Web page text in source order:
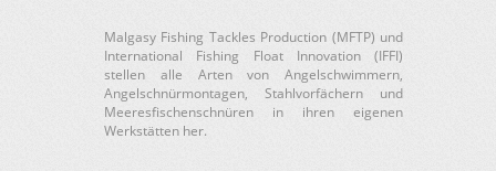
Malgasy Fishing Tackles Production (MFTP) und
International Fishing Float Innovation (IFFI)
stellen alle Arten von Angelschwimmern,
Angelschnürmontagen, Stahlvorfächern und
Meeresfischenschnüren in ihren eigenen
Werkstätten her.